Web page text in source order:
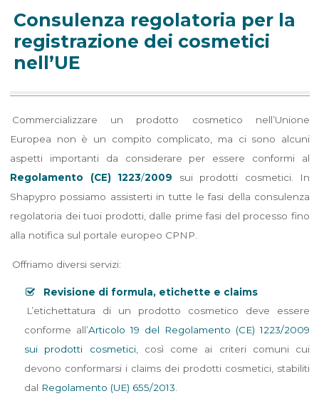
Consulenza regolatoria per la
registrazione dei cosmetici
nell’UE
Commercializzare un prodotto cosmetico nell’Unione
Europea non è un compito complicato, ma ci sono alcuni
aspetti importanti da considerare per essere conformi al
Regolamento (CE) 1223/2009 sui prodotti cosmetici. In
Shapypro possiamo assisterti in tutte le fasi della consulenza
regolatoria dei tuoi prodotti, dalle prime fasi del processo fino
alla notifica sul portale europeo CPNP.
Offriamo diversi servizi:
Revisione di formula, etichette e claims
L’etichettatura di un prodotto cosmetico deve essere
conforme all’Articolo 19 del Regolamento (CE) 1223/2009
sui prodotti cosmetici, così come ai criteri comuni cui
devono conformarsi i claims dei prodotti cosmetici, stabiliti
dal Regolamento (UE) 655/2013